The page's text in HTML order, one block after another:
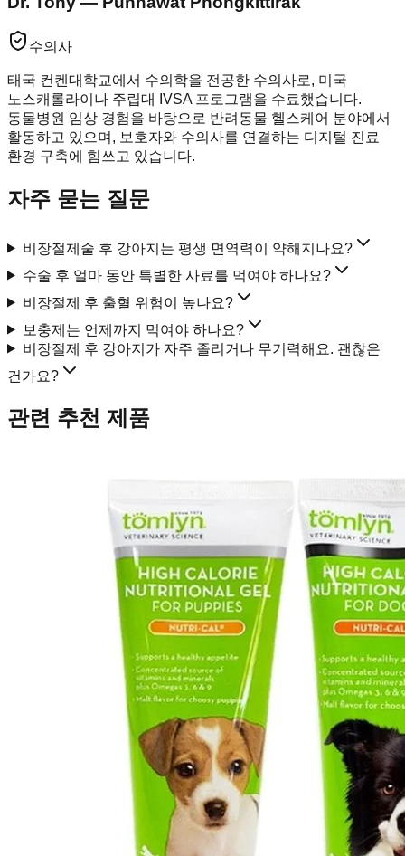
수의사
태국 컨켄대학교에서 수의학을 전공한 수의사로, 미국
노스캐롤라이나 주립대 IVSA 프로그램을 수료했습니다.
동물병원 임상 경험을 바탕으로 반려동물 헬스케어 분야에서
활동하고 있으며, 보호자와 수의사를 연결하는 디지털 진료
환경 구축에 힘쓰고 있습니다.
자주 묻는 질문
비장절제술 후 강아지는 평생 면역력이 약해지나요?
수술 후 얼마 동안 특별한 사료를 먹여야 하나요?
비장절제 후 출혈 위험이 높나요?
보충제는 언제까지 먹여야 하나요?
비장절제 후 강아지가 자주 졸리거나 무기력해요. 괜찮은
건가요?
관련 추천 제품